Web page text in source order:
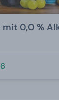
0,0 %